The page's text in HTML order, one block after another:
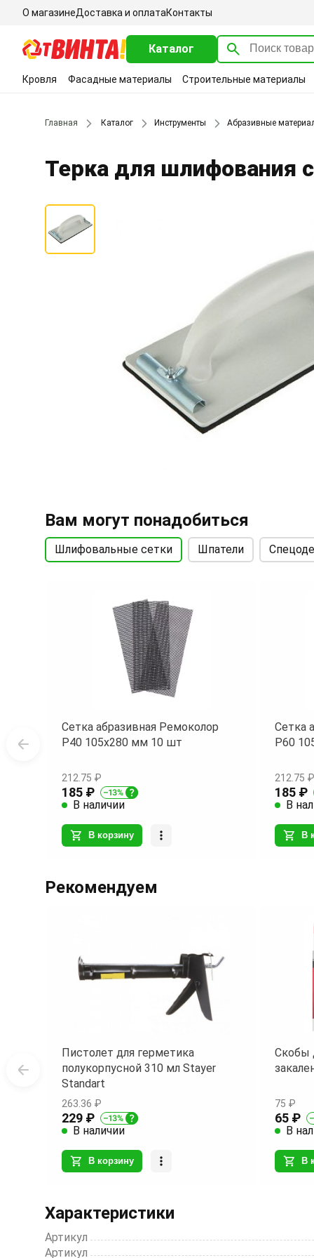
О магазинеДоставка и оплатаКонтакты
Каталог
Кровля Фасадные материалы Строительные материалы
Главная Каталог Инструменты Абразивные
Терка для шлифования
Рекомендуем
Пистолет для герметика
полукорпусной 310 мл Stayer
Standart
263.36 ₽
229 ₽
В наличии
В корзину
Скобы
75 ₽
65 ₽
В
В
1
of
20
Вам могут понадобиться
Шлифовальные сетки Шпатели
Сетка абразивная Ремоколор
Р40 105х280 мм 10 шт
212.75 ₽
185 ₽
В наличии
В корзину
Сетка
Р60
212.75 ₽
185 ₽
В
В
1
of
Характеристики
Артикул
Артикул